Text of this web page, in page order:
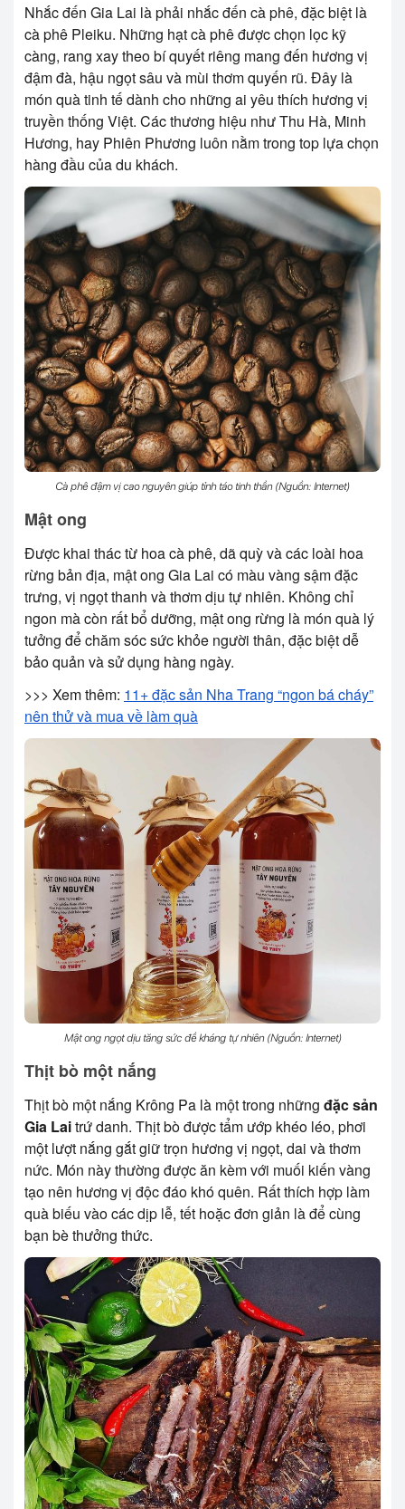
Nhắc đến Gia Lai là phải nhắc đến cà phê, đặc biệt là
cà phê Pleiku. Những hạt cà phê được chọn lọc kỹ
càng, rang xay theo bí quyết riêng mang đến hương vị
đậm đà, hậu ngọt sâu và mùi thơm quyến rũ. Đây là
món quà tinh tế dành cho những ai yêu thích hương vị
truyền thống Việt. Các thương hiệu như Thu Hà, Minh
Hương, hay Phiên Phương luôn nằm trong top lựa chọn
hàng đầu của du khách.
Cà phê đậm vị cao nguyên giúp tỉnh táo tinh thần (Nguồn: Internet)
Mật ong
Được khai thác từ hoa cà phê, dã quỳ và các loài hoa
rừng bản địa, mật ong Gia Lai có màu vàng sậm đặc
trưng, vị ngọt thanh và thơm dịu tự nhiên. Không chỉ
ngon mà còn rất bổ dưỡng, mật ong rừng là món quà lý
tưởng để chăm sóc sức khỏe người thân, đặc biệt dễ
bảo quản và sử dụng hàng ngày.
>>> Xem thêm: 11+ đặc sản Nha Trang “ngon bá cháy”
nên thử và mua về làm quà
Mật ong ngọt dịu tăng sức đề kháng tự nhiên (Nguồn: Internet)
Thịt bò một nắng
Thịt bò một nắng Krông Pa là một trong những đặc sản
Gia Laitrứ danh. Thịt bò được tẩm ướp khéo léo, phơi
một lượt nắng gắt giữ trọn hương vị ngọt, dai và thơm
nức. Món này thường được ăn kèm với muối kiến vàng
tạo nên hương vị độc đáo khó quên. Rất thích hợp làm
quà biếu vào các dịp lễ, tết hoặc đơn giản là để cùng
bạn bè thưởng thức.